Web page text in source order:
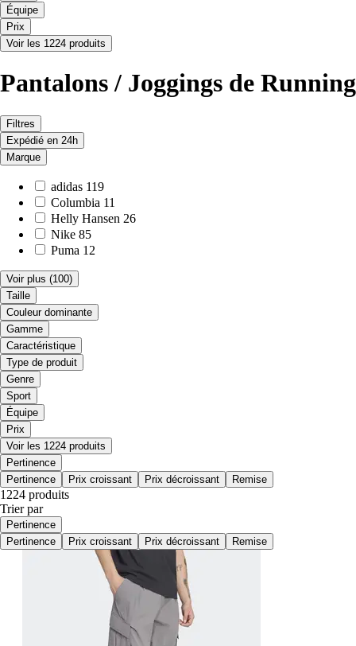
Équipe
Prix
Voir les 1224 produits
Pantalons / Joggings de
Filtres
Expédié en 24h
Marque
adidas 119
Columbia 11
Helly Hansen 26
Nike 85
Puma 12
Voir plus (100)
Taille
Couleur dominante
Gamme
Caractéristique
Type de produit
Genre
Sport
Équipe
Prix
Voir les 1224 produits
Pertinence
Pertinence
Prix croissant Prix décroissant Remise
1224 produits
Trier par
Pertinence
Pertinence
Prix croissant Prix décroissant Remise